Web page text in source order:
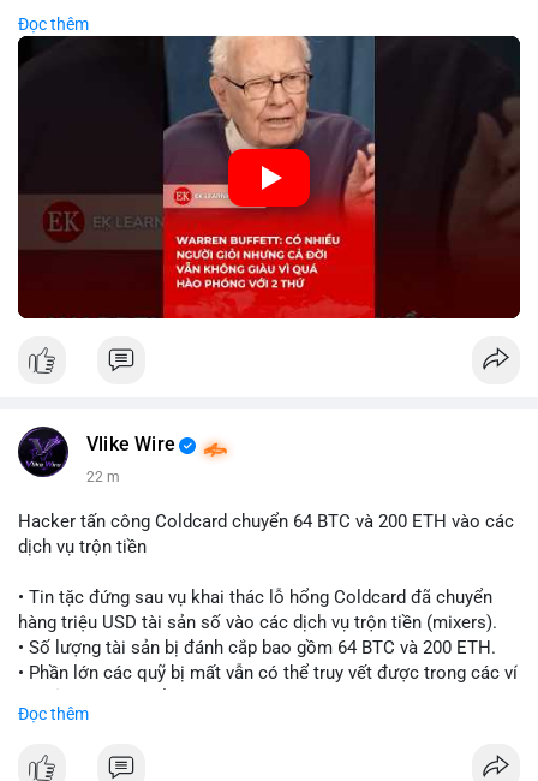
nhuận tái đầu tư và suy giảm sức mạnh tăng trưởng danh mục.
Đối với nhà đầu tư crypto, giữ lại lợi nhuận để tái đầu tư vào
dự án tiềm năng quan trọng hơn chia sẻ quá mức. Cân bằng
đóng góp xã hội và bảo vệ tài sản giúp nhà đầu tư đạt được
bền vững tài chính mà Buffett đề cao.
🎥 Xem video trực tiếp tại:
Nguồn: KIEN THUC KINH TE
Đọc thêm
Vlike Wire
22 m
Hacker tấn công Coldcard chuyển 64 BTC và 200 ETH vào các
dịch vụ trộn tiền
• Tin tặc đứng sau vụ khai thác lỗ hổng Coldcard đã chuyển
hàng triệu USD tài sản số vào các dịch vụ trộn tiền (mixers).
• Số lượng tài sản bị đánh cắp bao gồm 64 BTC và 200 ETH.
• Phần lớn các quỹ bị mất vẫn có thể truy vết được trong các ví
#cryptonews
Đọc thêm